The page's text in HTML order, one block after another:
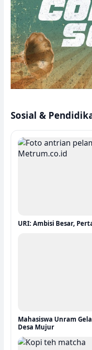
Sosial &
URI: Ambisi Besar,
Mahasiswa Unram
Desa Mujur